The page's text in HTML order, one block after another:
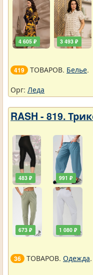
4 605 ₽ 3 493 ₽
419 ТОВАРОВ. Белье.
Орг: Леда
RASH - 819.
483 ₽
673 ₽
991 ₽
1 080 ₽
36 ТОВАРОВ. Одежда.